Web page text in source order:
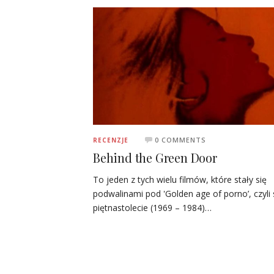
RECENZJE 0 COMMENTS
Behind the Green Door
To jeden z tych wielu filmów, które stały się
podwalinami pod 'Golden age of porno’, czyli
piętnastolecie (1969 – 1984)…